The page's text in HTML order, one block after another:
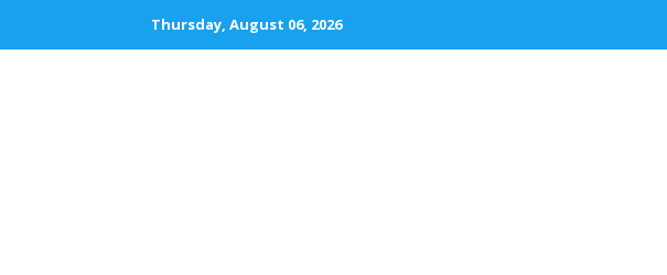
Thursday, August 06, 2026